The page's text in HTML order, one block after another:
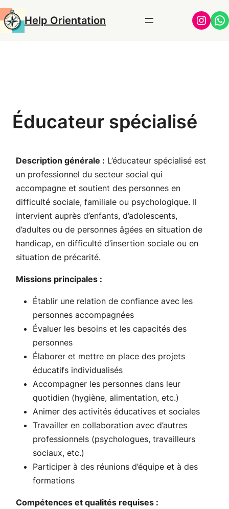
Aller
au
contenu
Help Orientation
Éducateur spécialisé
Description générale : L’éducateur spécialisé est
un professionnel du secteur social qui
accompagne et soutient des personnes en
difficulté sociale, familiale ou psychologique. Il
intervient auprès d’enfants, d’adolescents,
d’adultes ou de personnes âgées en situation de
handicap, en difficulté d’insertion sociale ou en
situation de précarité.
Missions principales :
Établir une relation de confiance avec les
personnes accompagnées
Évaluer les besoins et les capacités des
personnes
Élaborer et mettre en place des projets
éducatifs individualisés
Accompagner les personnes dans leur
quotidien (hygiène, alimentation, etc.)
Animer des activités éducatives et sociales
Travailler en collaboration avec d’autres
professionnels (psychologues, travailleurs
sociaux, etc.)
Participer à des réunions d’équipe et à des
formations
Compétences et qualités requises :